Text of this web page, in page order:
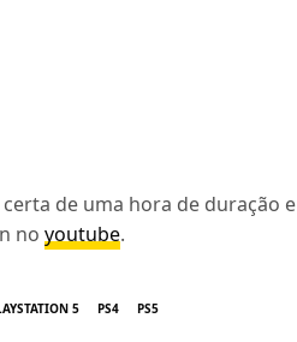
de uma hora de duração
noyoutube.
5 PS4 PS5